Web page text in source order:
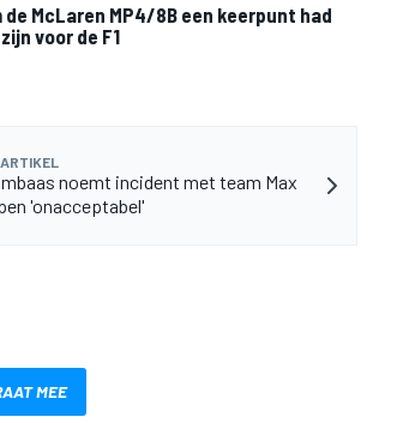
de McLaren MP4/8B een keerpunt had
voor de F1
noemt incident met team Max
'onacceptabel'
MEE